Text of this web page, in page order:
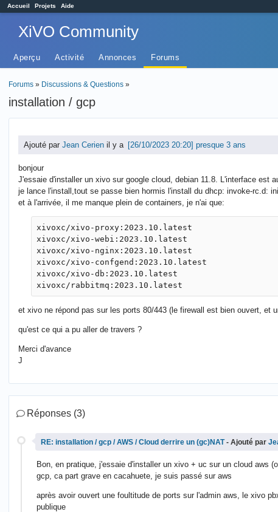
Accueil Projets Aide
XiVO Community
Aperçu Activité Annonces Forums
Forums » Discussions & Questions »
installation / gcp
Ajouté par Jean Cerien il y a presque 3 ans
bonjour
J'essaie d'installer un xivo sur google cloud, debian 11.8. L'interface est
je lance l'install,tout se passe bien hormis l'install du dhcp: invoke-rc.d:
et à l'arrivée, il me manque plein de containers, je n'ai que:
xivoxc/xivo-proxy:2023.10.latest
xivoxc/xivo-webi:2023.10.latest
xivoxc/xivo-nginx:2023.10.latest
xivoxc/xivo-confgend:2023.10.latest
xivoxc/xivo-db:2023.10.latest
et xivo ne répond pas sur les ports 80/443 (le firewall est bien ouvert, et
qu'est ce qui a pu aller de travers ?
Merci d'avance
J
Réponses (3)
RE: installation / gcp / AWS / Cloud derrire un (gc)NAT- Ajouté par
Bon, en pratique, j'essaie d'installer un xivo + uc sur un cloud aws
gcp, ca part grave en cacahuete, je suis passé sur aws
après avoir ouvert une foultitude de ports sur l'admin aws, le xivo
publique